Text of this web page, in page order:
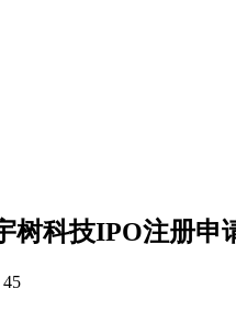
树科技IPO注册申
45